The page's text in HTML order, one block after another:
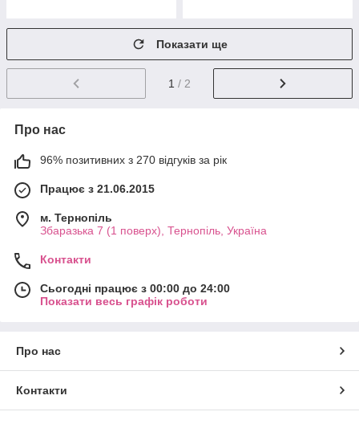
Показати ще
1 / 2
Про нас
96% позитивних з 270 відгуків за рік
Працює з 21.06.2015
м. Тернопіль
Збаразька 7 (1 поверх), Тернопіль, Україна
Контакти
Сьогодні працює з 00:00 до 24:00
Показати весь графік роботи
Про нас
Контакти